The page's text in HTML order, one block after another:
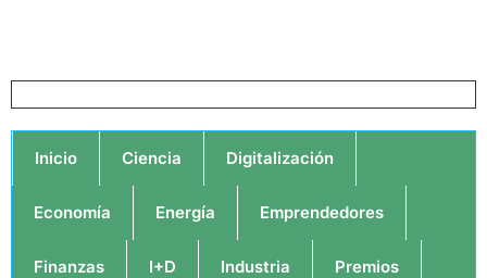
Inicio Ciencia Digitalización
Economía Energía Emprendedores
Finanzas I+D Industria Premios